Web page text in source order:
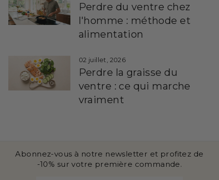
Perdre du ventre chez
l'homme : méthode et
alimentation
02 juillet, 2026
Perdre la graisse du
ventre : ce qui marche
vraiment
Abonnez-vous à notre newsletter et profitez de
-10% sur votre première commande.